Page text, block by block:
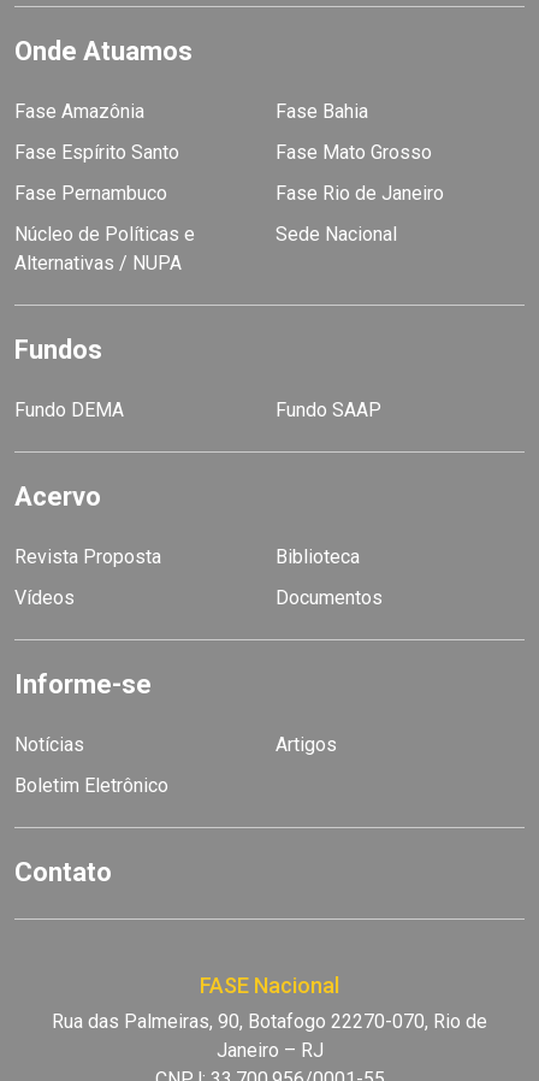
Onde Atuamos
Fase Amazônia
Fase Bahia
Fase Espírito Santo
Fase Mato Grosso
Fase Pernambuco
Fase Rio de Janeiro
Núcleo de Políticas e
Alternativas / NUPA
Sede Nacional
Fundos
Fundo DEMA Fundo SAAP
Acervo
Revista Proposta
Biblioteca
Vídeos
Documentos
Informe-se
Notícias
Artigos
Boletim Eletrônico
Contato
FASE Nacional
Rua das Palmeiras, 90, Botafogo 22270-070, Rio de
Janeiro – RJ